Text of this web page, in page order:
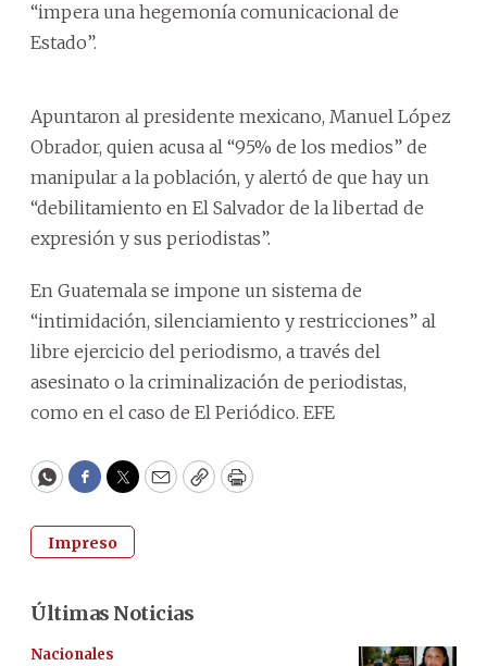
“impera una hegemonía comunicacional de
Estado”.
Apuntaron al presidente mexicano, Manuel López
Obrador, quien acusa al “95% de los medios” de
manipular a la población, y alertó de que hay un
“debilitamiento en El Salvador de la libertad de
expresión y sus periodistas”.
En Guatemala se impone un sistema de
“intimidación, silenciamiento y restricciones” al
libre ejercicio del periodismo, a través del
asesinato o la criminalización de periodistas,
como en el caso de El Periódico. EFE
WhatsApp
Facebook
Twitter
EmailCopyPrint
Impreso
Últimas Noticias
Nacionales